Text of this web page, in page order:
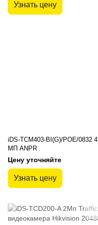
Узнать цену
iDS-TCM403-BI(G)/POE/0832 4
МП ANPR
Цену уточняйте
Узнать цену